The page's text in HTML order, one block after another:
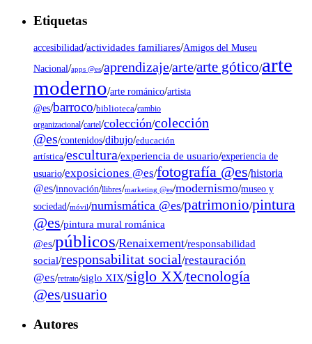
Etiquetas
accesibilidad/actividades familiares/Amigos del Museu
Nacional/apps @es/aprendizaje/arte/arte gótico/arte
moderno/arte románico/artista
@es/barroco/biblioteca/cambio
organizacional/cartel/colección/colección
@es/contenidos/dibujo/educación
artística/escultura/experiencia de usuario/experiencia de
usuario/exposiciones @es/fotografía @es/historia
@es/innovación/llibres/marketing @es/modernismo/museo y
sociedad/móvil/numismática @es/patrimonio/pintura
@es/pintura mural románica
@es/públicos/Renaixement/responsabilidad
social/responsabilitat social/restauración
@es/retrato/siglo XIX/siglo XX/tecnología
@es/usuario
Autores